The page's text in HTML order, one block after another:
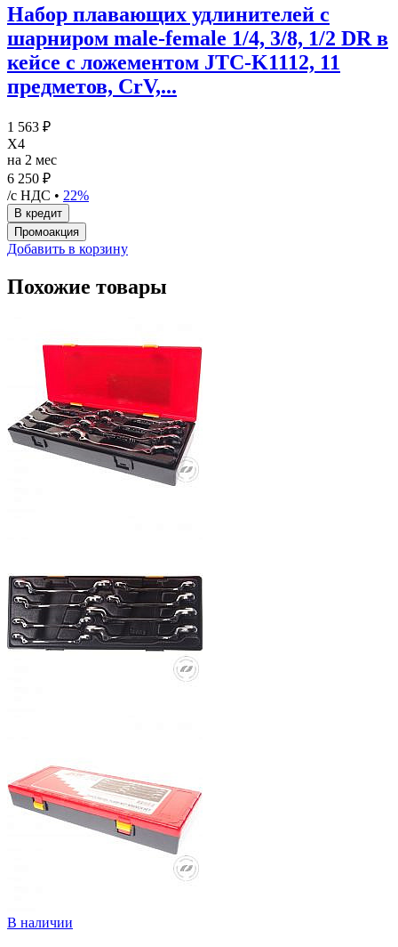
Набор плавающих удлинителей с
шарниром male-female 1/4, 3/8, 1/2 DR в
кейсе с ложементом JTC-K1112, 11
предметов, CrV,...
1 563 ₽
X4
на 2 мес
6 250 ₽
/с НДС • 22%
Добавить в корзину
Похожие товары
В наличии